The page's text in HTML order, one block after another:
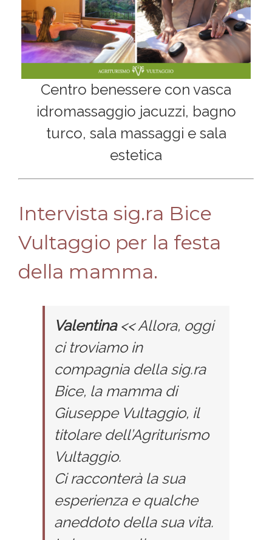
Centro benessere con vasca
idromassaggio jacuzzi, bagno
turco, sala massaggi e sala
estetica
Intervista sig.ra Bice
Vultaggio per la festa
della mamma.
Valentina<< Allora, oggi
ci troviamo in
compagnia della sig.ra
Bice, la mamma di
Giuseppe Vultaggio, il
titolare dell’Agriturismo
Vultaggio.
Ci racconterà la sua
esperienza e qualche
aneddoto della sua vita.